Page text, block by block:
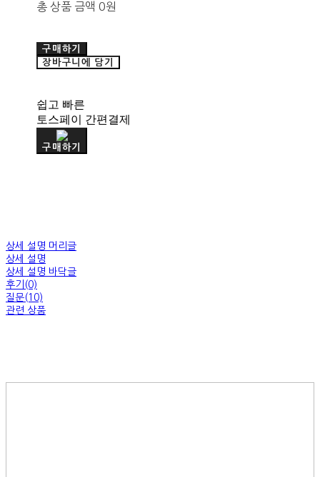
총 상품 금액 0원
구매하기
장바구니에 담기
쉽고 빠른
토스페이 간편결제
구매하기
상세 설명 머리글
상세 설명
상세 설명 바닥글
후기(0)
질문(10)
관련 상품